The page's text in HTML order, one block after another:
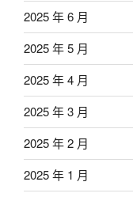
2025 年 6 月
2025 年 5 月
2025 年 4 月
2025 年 3 月
2025 年 2 月
2025 年 1 月